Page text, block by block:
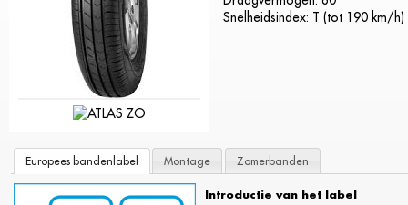
Snelheidsindex: T (tot 190 km/h)
Europees bandenlabel Montage Zomerbanden
Introductie van het label